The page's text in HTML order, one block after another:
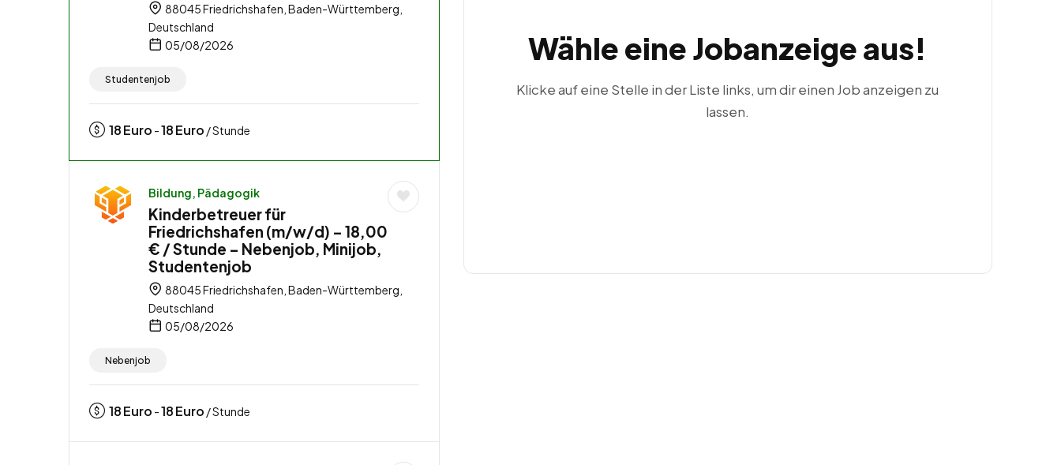
88045 Friedrichshafen, Baden-Württemberg,
Deutschland
05/08/2026
Studentenjob
18Euro -18Euro / Stunde
Bildung, Pädagogik
Kinderbetreuer für
Friedrichshafen (m/w/d) – 18,00
€ / Stunde – Nebenjob, Minijob,
Studentenjob
88045 Friedrichshafen, Baden-Württemberg,
Deutschland
05/08/2026
Nebenjob
18Euro -18Euro / Stunde
Wähle eine Jobanzeige aus!
Klicke auf eine Stelle in der Liste links, um dir einen Job anzeigen zu
lassen.